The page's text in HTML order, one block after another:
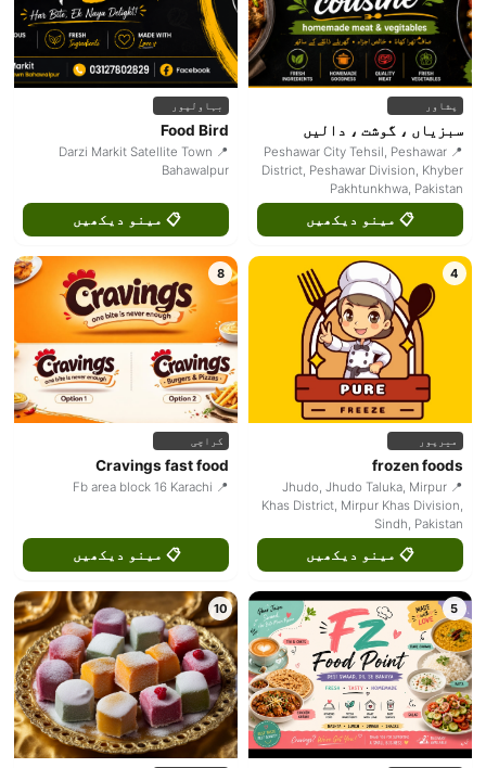
پشاور
سبزیاں ، گوشت ، دالیں
📍 Peshawar City Tehsil, Peshawar
District, Peshawar Division, Khyber
Pakhtunkhwa, Pakistan
📋 مینو دیکھیں
بہاولپور
Food Bird
📍 Darzi Markit Satellite Town
Bahawalpur
📋 مینو دیکھیں
4
میرپور
frozen foods
📍 Jhudo, Jhudo Taluka, Mirpur
Khas District, Mirpur Khas Division,
Sindh, Pakistan
📋 مینو دیکھیں
8
کراچی
Cravings fast food
📍 Fb area block 16 Karachi
📋 مینو دیکھیں
5
10